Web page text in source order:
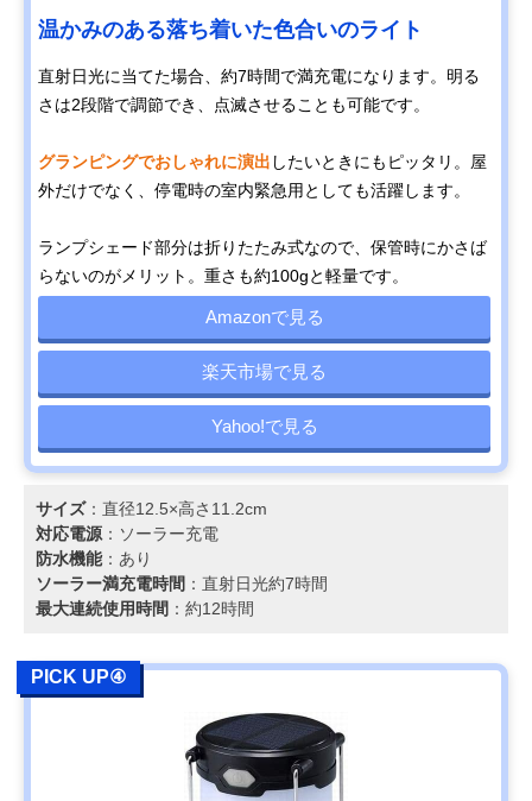
温かみのある落ち着いた色合いのライト
直射日光に当てた場合、約7時間で満充電になります。明る
さは2段階で調節でき、点滅させることも可能です。
グランピングでおしゃれに演出 したいときにもピッタリ。屋
外だけでなく、停電時の室内緊急用としても活躍します。
ランプシェード部分は折りたたみ式なので、保管時にかさば
らないのがメリット。重さも約100gと軽量です。
Amazonで見る
楽天市場で見る
Yahoo!で見る
サイズ：直径12.5×高さ11.2cm
対応電源：ソーラー充電
防水機能：あり
ソーラー満充電時間 ：直射日光約7時間
最大連続使用時間 ：約12時間
PICK UP④